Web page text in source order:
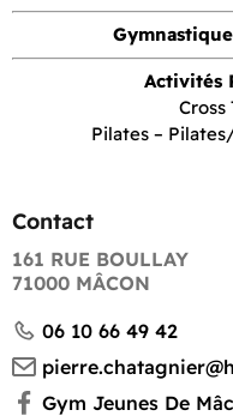
Activités
Pilates –
Contact
161 RUE BOULLAY
71000 MÂCON
06 10 66 49 42
Gym Jeunes De